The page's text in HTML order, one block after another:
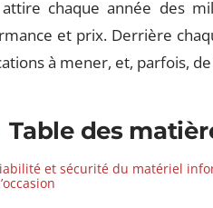
chaque année des
et prix. Derrière
à mener, et, parfois,
Table des
et sécurité du matériel